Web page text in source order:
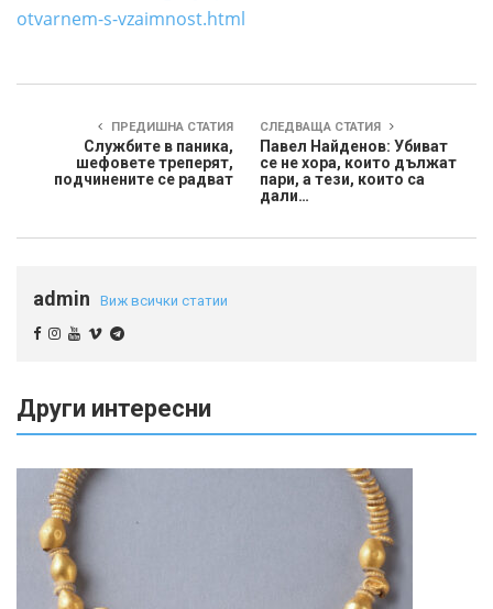
otvarnem-s-vzaimnost.html
ПРЕДИШНА СТАТИЯ
Службите в паника,
шефовете треперят,
подчинените се радват
СЛЕДВАЩА СТАТИЯ
Павел Найденов: Убиват
се не хора, които дължат
пари, а тези, които са
дали…
admin Виж всички статии
Други интересни